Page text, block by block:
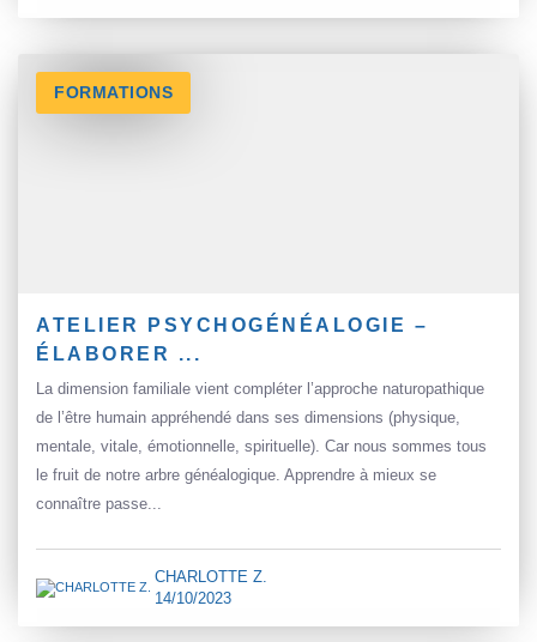
FORMATIONS
ATELIER PSYCHOGÉNÉALOGIE –
ÉLABORER ...
La dimension familiale vient compléter l’approche naturopathique
de l’être humain appréhendé dans ses dimensions (physique,
mentale, vitale, émotionnelle, spirituelle). Car nous sommes tous
le fruit de notre arbre généalogique. Apprendre à mieux se
connaître passe...
CHARLOTTE Z.
14/10/2023